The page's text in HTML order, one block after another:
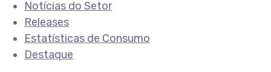
Notícias do Setor
Releases
Estatísticas de Consumo
Destaque